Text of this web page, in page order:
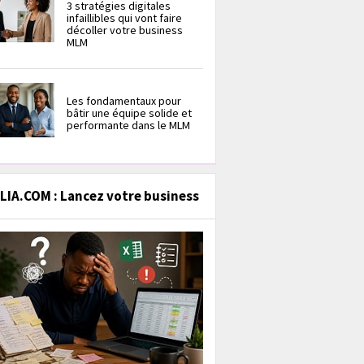
3 stratégies digitales
infaillibles qui vont faire
décoller votre business
MLM
Les fondamentaux pour
bâtir une équipe solide et
performante dans le MLM
: Lancez votre business